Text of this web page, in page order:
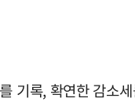
록, 확연한 감소